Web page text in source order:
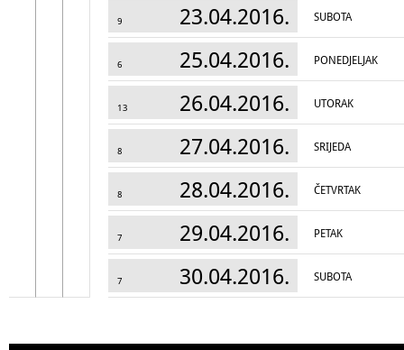
9 23.04.2016. SUBOTA
6 25.04.2016. PONEDJELJAK
13 26.04.2016. UTORAK
8 27.04.2016. SRIJEDA
8 28.04.2016. ČETVRTAK
7 29.04.2016. PETAK
7 30.04.2016. SUBOTA